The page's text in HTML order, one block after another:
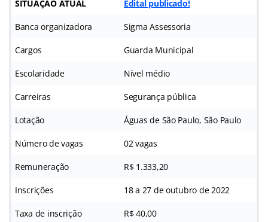
SITUAÇÃO ATUAL Edital publicado!
Banca organizadora Sigma Assessoria
Cargos Guarda Municipal
Escolaridade Nível médio
Carreiras Segurança pública
Lotação Águas de São Paulo, São Paulo
Número de vagas 02 vagas
Remuneração R$ 1.333,20
Inscrições 18 a 27 de outubro de 2022
Taxa de inscrição R$ 40,00